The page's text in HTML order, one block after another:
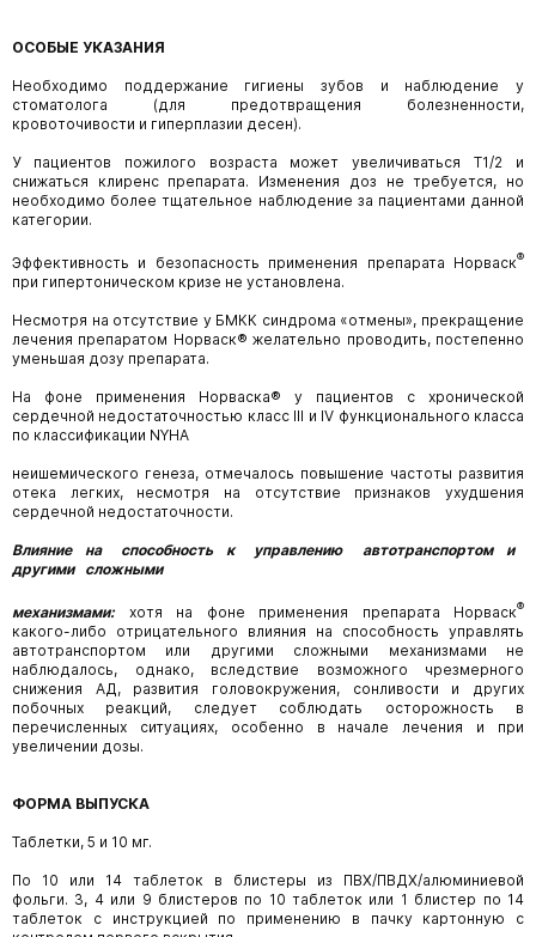
ОСОБЫЕ УКАЗАНИЯ
Необходимо поддержание гигиены зубов и наблюдение у
стоматолога (для предотвращения болезненности,
кровоточивости и гиперплазии десен).
У пациентов пожилого возраста может увеличиваться Т1/2 и
снижаться клиренс препарата. Изменения доз не требуется, но
необходимо более тщательное наблюдение за пациентами данной
категории.
Эффективность и безопасность применения препарата Норваск®
при гипертоническом кризе не установлена.
Несмотря на отсутствие у БМКК синдрома «отмены», прекращение
лечения препаратом Норваск® желательно проводить, постепенно
уменьшая дозу препарата.
На фоне применения Норваска® у пациентов с хронической
сердечной недостаточностью класс III и IV функционального класса
по классификации NYHA
неишемического генеза, отмечалось повышение частоты развития
отека легких, несмотря на отсутствие признаков ухудшения
сердечной недостаточности.
Влияние на способность к управлению автотранспортом и
другими сложными
механизмами: хотя на фоне применения препарата Норваск®
какого-либо отрицательного
влияния на способность управлять
автотранспортом или другими сложными механизмами не
наблюдалось, однако, вследствие возможного чрезмерного
снижения АД, развития головокружения, сонливости и других
побочных реакций, следует соблюдать осторожность в
перечисленных ситуациях, особенно в начале лечения и при
увеличении дозы.
ФОРМА ВЫПУСКА
Таблетки, 5 и 10 мг.
По 10 или 14 таблеток в блистеры из ПВХ/ПВДХ/алюминиевой
фольги. 3, 4 или 9 блистеров по 10 таблеток или 1 блистер по 14
таблеток с инструкцией по применению в пачку картонную с